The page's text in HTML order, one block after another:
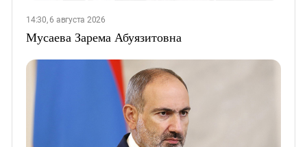
14:30, 6 августа 2026
Мусаева Зарема Абуязитовна